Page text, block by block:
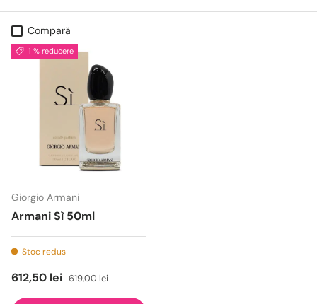
Compară
1 % reducere
Giorgio Armani
Armani Sì 50ml
Stoc redus
612,50 lei 619,00 lei